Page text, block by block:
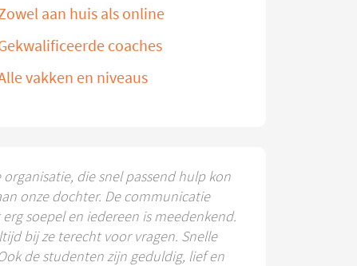
aan huis als online
coaches
vakken en niveaus
organisatie, die snel passend hulp kon
onze dochter. De communicatie
soepel en iedereen is meedenkend.
bij ze terecht voor vragen. Snelle
de studenten zijn geduldig, lief en